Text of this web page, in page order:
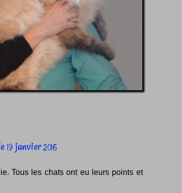
19 janvier2016
Tous les chats ont eu leurs points et